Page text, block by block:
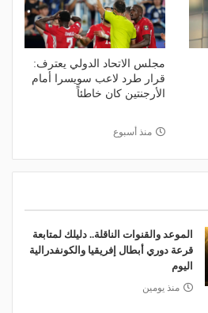
مجلس الاتحاد الدولي يعترف:
قرار طرد لاعب سويسرا أمام
الأرجنتين كان خاطئاً
منذ أسبوع
الموعد والقنوات الناقلة.. دليلك لمتابعة
قرعة دوري أبطال إفريقيا والكونفدرالية
اليوم
منذ يومين